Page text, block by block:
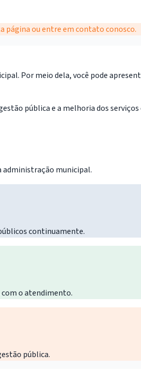
página ou entre em contato conosco.
Por meio dela, você pode
pública e a melhoria dos
administração municipal.
continuamente.
com o atendimento.
pública.